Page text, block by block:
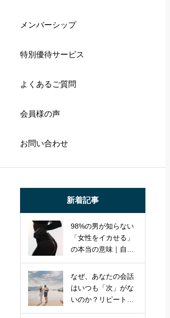
メンバーシップ
特別優待サービス
よくあるご質問
会員様の声
お問い合わせ
新着記事
98%の男が知らない
「女性をイカせる」
の本当の意味｜自己
し、パートナーを虜
にする本質的アプロ
なぜ、あなたの会話
はいつも「次」がな
いのか？リピート率